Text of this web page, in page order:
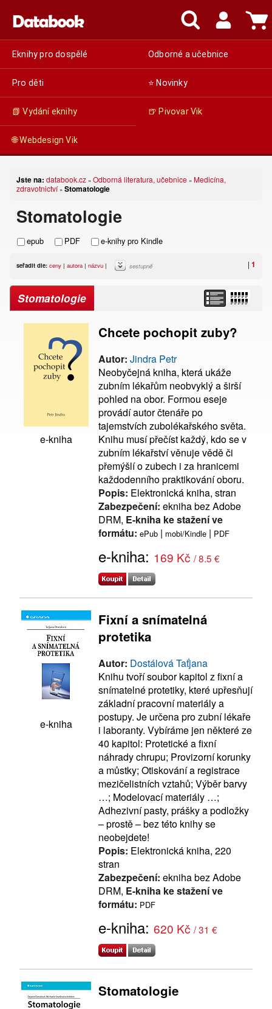
Eknihy pro dospělé Odborné a učebnice
Pro děti ⭐ Novinky
📗 Vydání eknihy 🍺 Pivovar Vik
🌐 Webdesign Vik
Jste na: databook.cz » Odborná literatura, učebnice » Medicína,
zdravotnictví » Stomatologie
Stomatologie
epub PDF e-knihy pro Kindle
| 1
seřadit dle: ceny | autora | názvu | sestupně
Stomatologie
e-kniha
Chcete pochopit zuby?
Autor: Jindra Petr
Neobyčejná kniha, která ukáže
zubním lékařům neobvyklý a širší
pohled na obor. Formou eseje
provádí autor čtenáře po
tajemstvích zubolékařského světa.
Knihu musí přečíst každý, kdo se v
zubním lékařství věnuje vědě či
přemýšlí o zubech i za hranicemi
každodenního praktikování oboru.
Popis: Elektronická kniha, stran
Zabezpečení: ekniha bez Adobe
DRM, E-kniha ke stažení ve
formátu: ePub | mobi/Kindle | PDF
e-kniha: 169 Kč / 8.5 €
e-kniha
Fixní a snímatelná
protetika
Autor: Dostálová Taťjana
Knihu tvoří soubor kapitol z fixní a
snímatelné protetiky, které upřesňují
základní pracovní materiály a
postupy. Je určena pro zubní lékaře
i laboranty. Vybíráme jen některé ze
40 kapitol: Protetické a fixní
náhrady chrupu; Provizorní korunky
a můstky; Otiskování a registrace
mezičelistních vztahů; Výběr barvy
…; Modelovací materiály …;
Adhezivní pasty, prášky a podložky
– prostě – bez této knihy se
neobejdete!
Popis: Elektronická kniha, 220
stran
Zabezpečení: ekniha bez Adobe
DRM, E-kniha ke stažení ve
formátu: PDF
e-kniha: 620 Kč / 31 €
Stomatologie